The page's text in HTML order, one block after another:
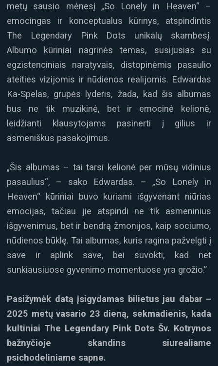
metų sausio mėnesį „So Lonely in Heaven“ –
emocingas ir konceptualus kūrinys, atspindintis
The Legendary Pink Dots unikalų skambesį.
Albumo kūriniai nagrinės temas, susijusias su
egzistenciniais naratyvais, distopinėmis pasaulio
ateities vizijomis ir nūdienos realijomis. Edwardas
Ka-Spelas, grupės lyderis, žada, kad šis albumas
bus ne tik muzikinė, bet ir emocinė kelionė,
leidžianti klausytojams pasinerti į gilius ir
asmeniškus pasakojimus.
„Šis albumas – tai tarsi kelionė per mūsų vidinius
pasaulius“, – sako Edwardas. – „So Lonely in
Heaven“ kūriniai buvo kuriami išgyvenant niūrias
emocijas, tačiau jie atspindi ne tik asmeninius
išgyvenimus, bet ir bendrą žmonijos, kaip sociumo,
nūdienos būklę. Tai albumas, kuris ragina pažvelgti į
save ir aplink save, bei suvokti, kad net
sunkiausiuose gyvenimo momentuose yra grožio.”
Pasižymėk datą įsigydamas bilietus jau dabar –
2025 metų vasario 23 dieną, sekmadienis, kada
kultiniai The Legendary Pink Dots Šv. Kotrynos
bažnyčioje skandins siurealiame
psichodeliniame sapne.